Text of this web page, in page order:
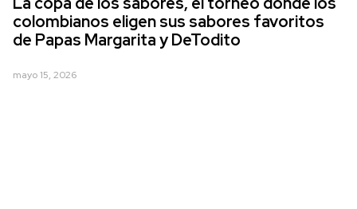
colombianos eligen sus sabores favoritos
de Papas Margarita y DeTodito
mayo 15, 2026